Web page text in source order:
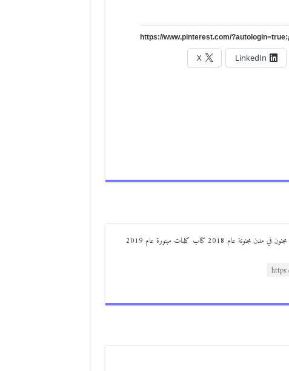
LinkedIn
X
من مواليد ديرعلا ( الصوالحة) صدر له : كتاب مذكرات مجنون في مدن مجنونة عام 2018 كتاب كلمات مبتورة عام 2019